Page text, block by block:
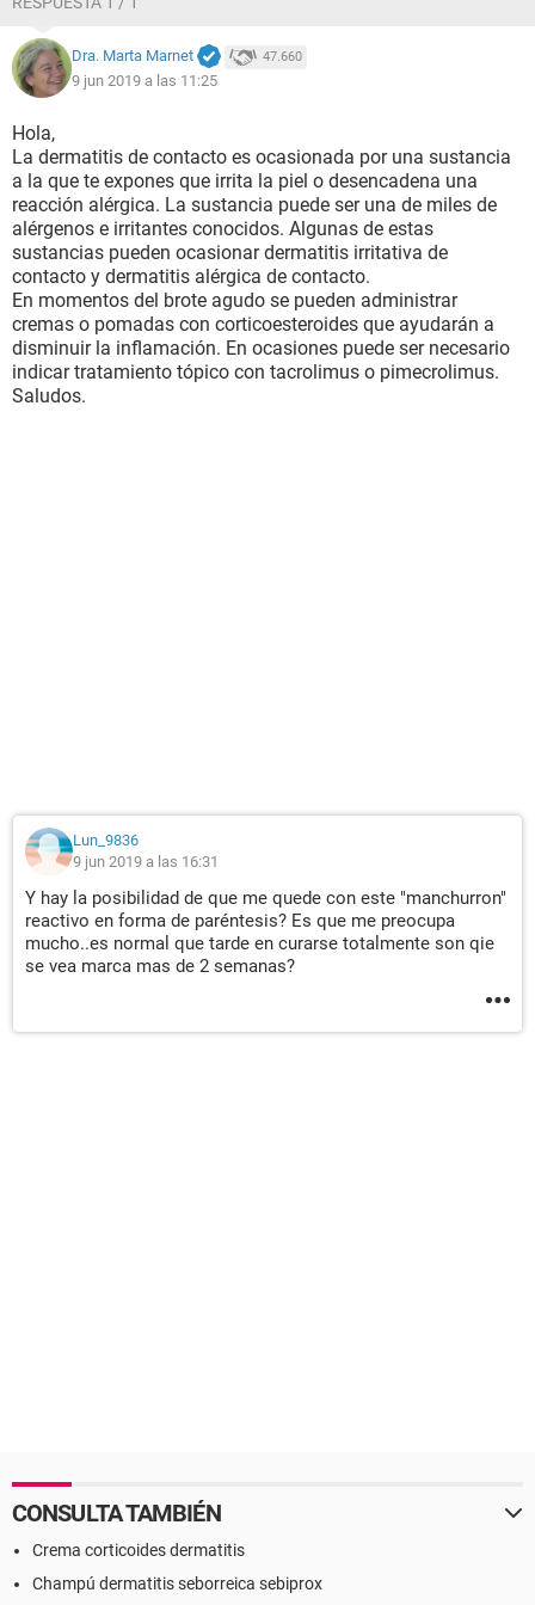
da el sol para nada por si acaso. Soy de piel muy clara
Dra. Marta Marnet 47.660
9 jun 2019 a las 11:25
Hola,
La dermatitis de contacto es ocasionada por una sustancia
a la que te expones que irrita la piel o desencadena una
reacción alérgica. La sustancia puede ser una de miles de
alérgenos e irritantes conocidos. Algunas de estas
sustancias pueden ocasionar dermatitis irritativa de
contacto y dermatitis alérgica de contacto.
En momentos del brote agudo se pueden administrar
cremas o pomadas con corticoesteroides que ayudarán a
disminuir la inflamación. En ocasiones puede ser necesario
indicar tratamiento tópico con tacrolimus o pimecrolimus.
Saludos.
Lun_9836
9 jun 2019 a las 16:31
Y hay la posibilidad de que me quede con este "manchurron"
reactivo en forma de paréntesis? Es que me preocupa
mucho..es normal que tarde en curarse totalmente son qie
se vea marca mas de 2 semanas?
CONSULTA TAMBIÉN
Crema corticoides dermatitis
Champú dermatitis seborreica sebiprox